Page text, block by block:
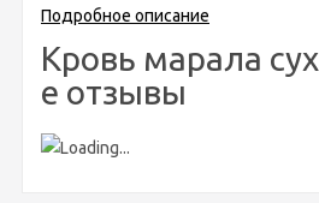
Подробное описание
Кровь марала
е отзывы